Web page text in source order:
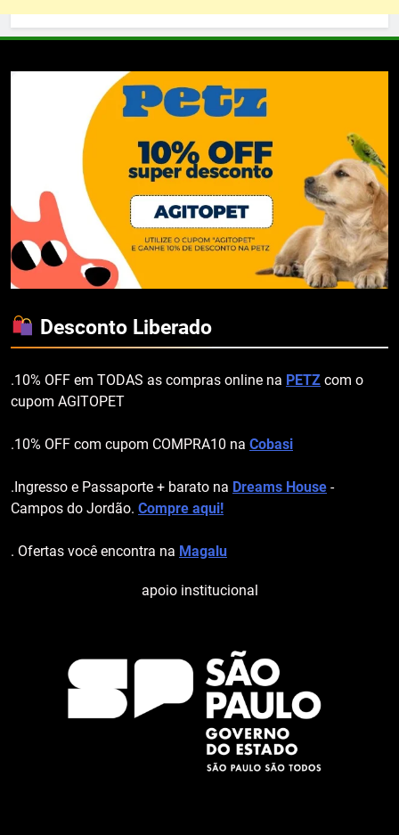
Desconto Liberado
.10% OFF em TODAS as compras online na PETZ com o
cupom AGITOPET
.10% OFF com cupom COMPRA10 na Cobasi
.Ingresso e Passaporte + barato na Dreams House -
Campos do Jordão. Compre aqui!
. Ofertas você encontra na Magalu
apoio institucional